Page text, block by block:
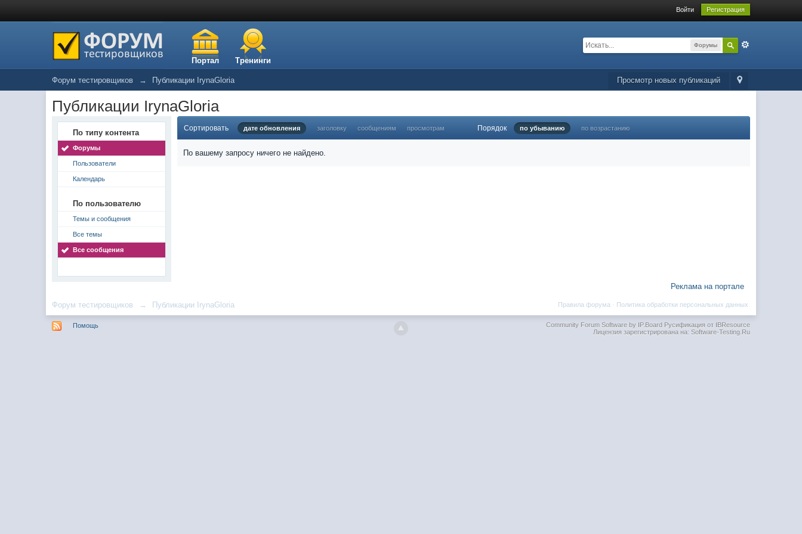
Войти Регистрация
Портал Тренинги
Форумы
Просмотр новых публикаций
Форум тестировщиков → Публикации IrynaGloria
Публикации IrynaGloria
По типу контента
Форумы
Пользователи
Календарь
По пользователю
Темы и сообщения
Все темы
Все сообщения
Сортировать дате обновления заголовку сообщениям просмотрам Порядок по убыванию по возрастанию
По вашему запросу ничего не найдено.
Реклама на портале
Форум тестировщиков → Публикации IrynaGloria Политика обработки персональных данных
Правила форума ·
Помощь Community Forum Software by IP.BoardРусификация от IBResource
Лицензия зарегистрирована на: Software-Testing.Ru